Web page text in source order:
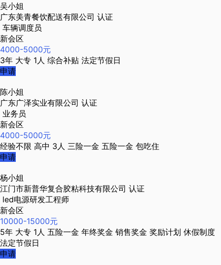
吴小姐
广东美青餐饮配送有限公司 认证
车辆调度员
新会区
4000-5000元
3年 大专 1人 综合补贴 法定节假日
申请
陈小姐
广东广泽实业有限公司 认证
业务员
新会区
4000-5000元
经验不限 高中 3人 三险一金 五险一金 包吃住
申请
杨小姐
江门市新普华复合胶粘科技有限公司 认证
led电源研发工程师
新会区
10000-15000元
5年 大专 1人 五险一金 年终奖金 销售奖金 奖励计划 休假制度
法定节假日
申请